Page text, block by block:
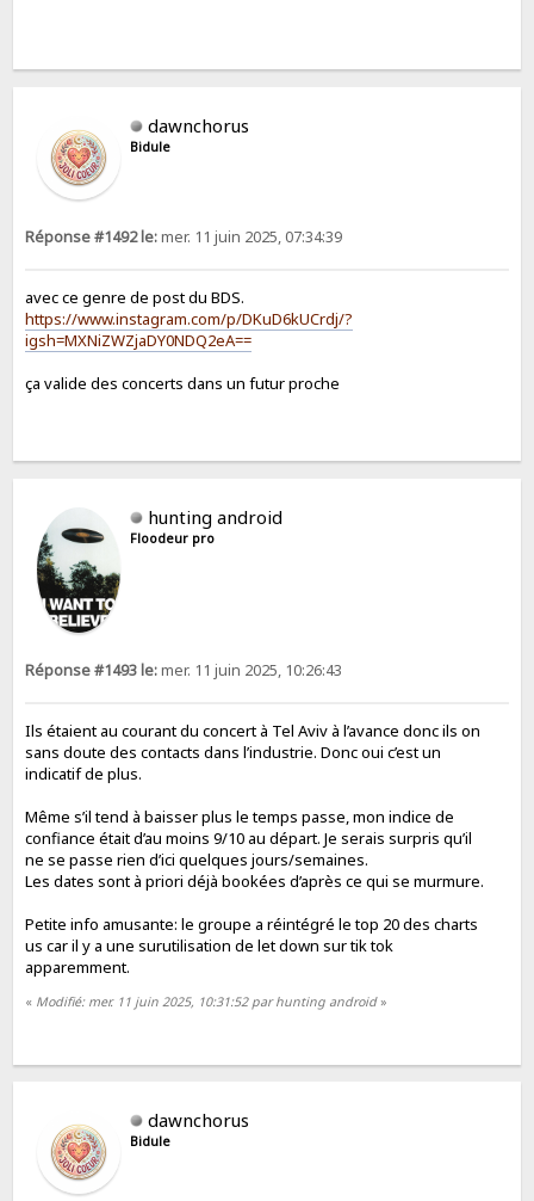
dawnchorus
Bidule
Réponse #1492 le:mer. 11 juin 2025, 07:34:39
avec ce genre de post du BDS.
https://www.instagram.com/p/DKuD6kUCrdj/?
igsh=MXNiZWZjaDY0NDQ2eA==
ça valide des concerts dans un futur proche
hunting android
Floodeur pro
Réponse #1493 le:mer. 11 juin 2025, 10:26:43
Ils étaient au courant du concert à Tel Aviv à l’avance donc ils on
sans doute des contacts dans l’industrie. Donc oui c’est un
indicatif de plus.
Même s’il tend à baisser plus le temps passe, mon indice de
confiance était d’au moins 9/10 au départ. Je serais surpris qu’il
ne se passe rien d’ici quelques jours/semaines.
Les dates sont à priori déjà bookées d’après ce qui se murmure.
Petite info amusante: le groupe a réintégré le top 20 des charts
us car il y a une surutilisation de let down sur tik tok
apparemment.
« Modifié: mer. 11 juin 2025, 10:31:52 par hunting android»
dawnchorus
Bidule